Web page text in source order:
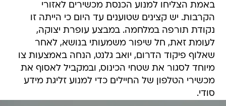
באמת הצליחו למנוע הכנסת מכשירים לאזורי
הקרבות. יש קצינים שטוענים עד היום כי הייתה זו
נקודת תורפה במלחמה. במבצע עופרת יצוקה,
לעומת זאת, חל שיפור משמעותי בנושא, לאחר
שאלוף פיקוד הדרום, יואב גלנט, הנחה באמצעות צו
מיוחד לסגור את שטחי הכינוס, ובמקביל לאסוף את
מכשירי הטלפון של החיילים כדי למנוע זליגת מידע
סודי.